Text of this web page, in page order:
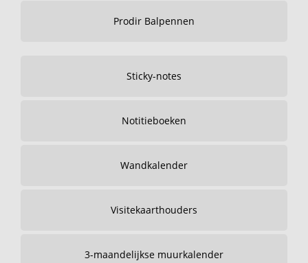
Prodir Balpennen
Sticky-notes
Notitieboeken
Wandkalender
Visitekaarthouders
3-maandelijkse muurkalender